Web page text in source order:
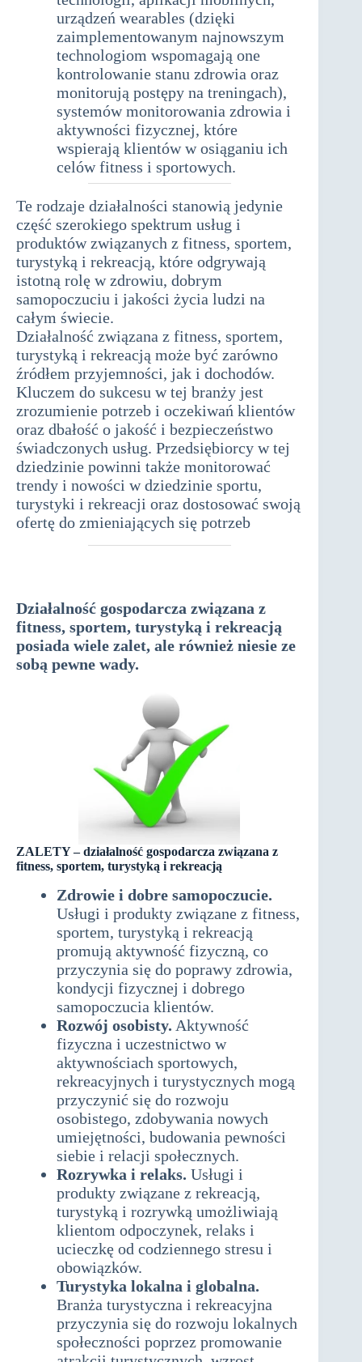
urządzeń wearables (dzięki
zaimplementowanym najnowszym
technologiom wspomagają one
kontrolowanie stanu zdrowia oraz
monitorują postępy na treningach),
systemów monitorowania zdrowia i
aktywności fizycznej, które
wspierają klientów w osiąganiu ich
celów fitness i sportowych.
Te rodzaje działalności stanowią jedynie
część szerokiego spektrum usług i
produktów związanych z fitness, sportem,
turystyką i rekreacją, które odgrywają
istotną rolę w zdrowiu, dobrym
samopoczuciu i jakości życia ludzi na
całym świecie.
Działalność związana z fitness, sportem,
turystyką i rekreacją może być zarówno
źródłem przyjemności, jak i dochodów.
Kluczem do sukcesu w tej branży jest
zrozumienie potrzeb i oczekiwań klientów
oraz dbałość o jakość i bezpieczeństwo
świadczonych usług. Przedsiębiorcy w tej
dziedzinie powinni także monitorować
trendy i nowości w dziedzinie sportu,
turystyki i rekreacji oraz dostosować swoją
ofertę do zmieniających się potrzeb
Działalność gospodarcza związana z
fitness, sportem, turystyką i rekreacją
posiada wiele zalet, ale również niesie ze
sobą pewne wady.
ZALETY –działalność gospodarcza związana z
fitness, sportem, turystyką i rekreacją
Zdrowie i dobre samopoczucie.
Usługi i produkty związane z fitness,
sportem, turystyką i rekreacją
promują aktywność fizyczną, co
przyczynia się do poprawy zdrowia,
kondycji fizycznej i dobrego
samopoczucia klientów.
Rozwój osobisty. Aktywność
fizyczna i uczestnictwo w
aktywnościach sportowych,
rekreacyjnych i turystycznych mogą
przyczynić się do rozwoju
osobistego, zdobywania nowych
umiejętności, budowania pewności
siebie i relacji społecznych.
Rozrywka i relaks. Usługi i
produkty związane z rekreacją,
turystyką i rozrywką umożliwiają
klientom odpoczynek, relaks i
ucieczkę od codziennego stresu i
obowiązków.
Turystyka lokalna i globalna.
Branża turystyczna i rekreacyjna
przyczynia się do rozwoju lokalnych
społeczności poprzez promowanie